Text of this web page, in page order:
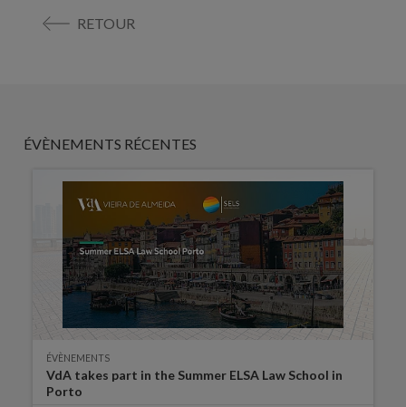
RETOUR
ÉVÈNEMENTS RÉCENTES
ÉVÈNEMENTS
VdA takes part in the Summer ELSA Law School in
Porto